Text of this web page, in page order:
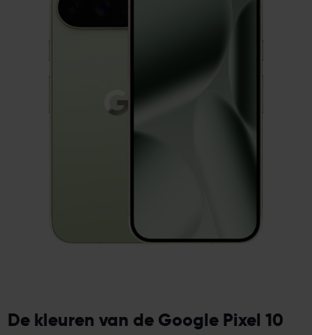
De kleuren van de Google Pixel 10